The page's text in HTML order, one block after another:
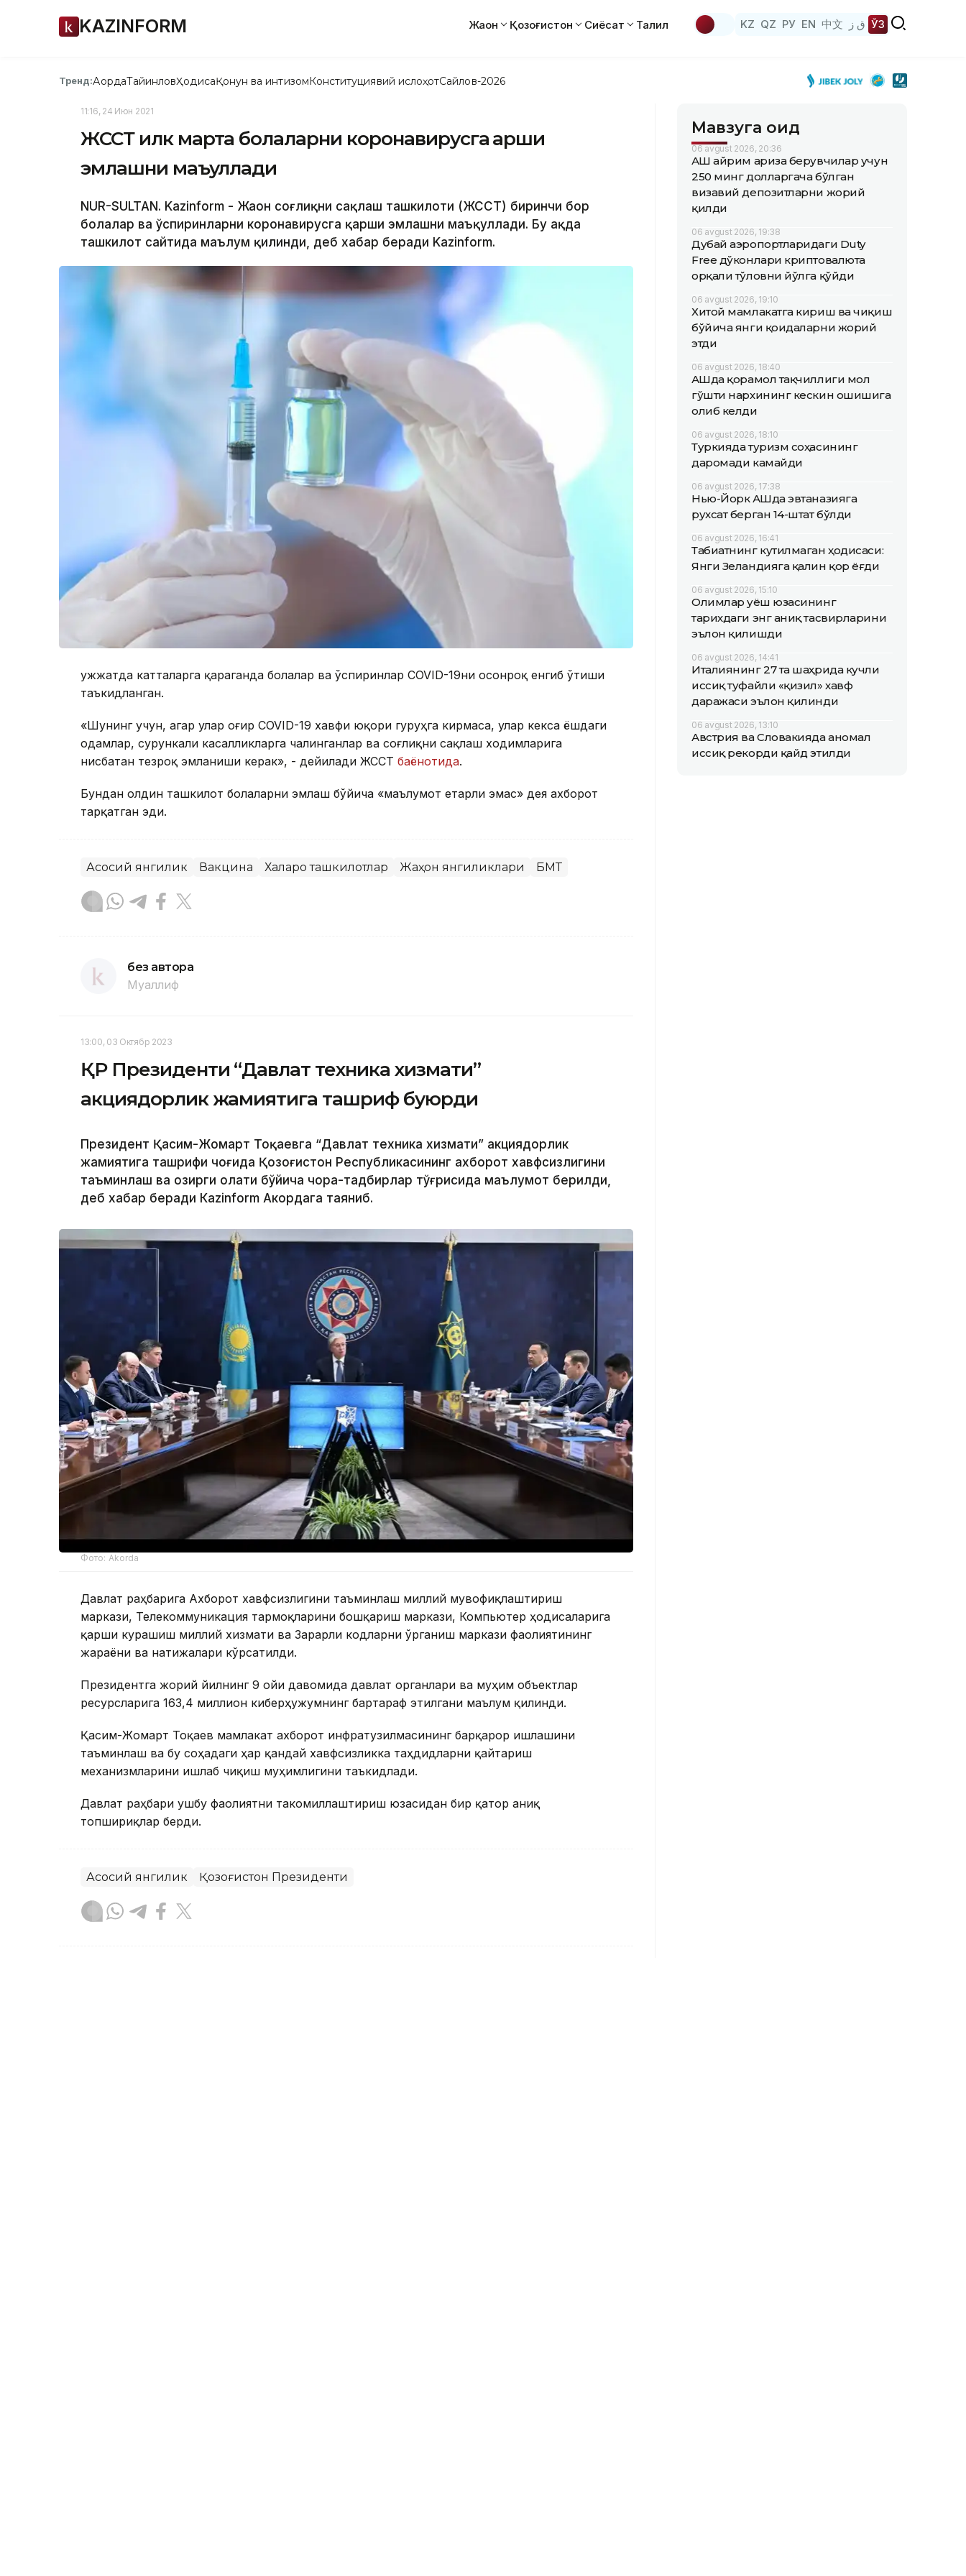
KAZINFORM Жаҳон Қозоғистон Сиёсат Таҳлил KZ QZ РУ EN 中文 ق ز ЎЗ
Тренд:АқордаТайинловҲодисаҚонун ва интизомКонституциявий ислоҳотСайлов-2026
11:16, 24 Июн 2021
ЖССТ илк марта болаларни коронавирусга қарши
эмлашни маъқуллади
NUR-SULTAN. Kazinform - Жаҳон соғлиқни сақлаш ташкилоти (ЖССТ) биринчи бор
болалар ва ўспиринларни коронавирусга қарши эмлашни маъқуллади. Бу ҳақда
ташкилот сайтида маълум қилинди, деб хабар беради Kazinform.
Ҳужжатда катталарга қараганда болалар ва ўспиринлар COVID-19ни осонроқ енгиб ўтиши
таъкидланган.
«Шунинг учун, агар улар оғир COVID-19 хавфи юқори гуруҳга кирмаса, улар кекса ёшдаги
одамлар, сурункали касалликларга чалинганлар ва соғлиқни сақлаш ходимларига
нисбатан тезроқ эмланиши керак», - дейилади ЖССТ баёнотида.
Бундан олдин ташкилот болаларни эмлаш бўйича «маълумот етарли эмас» дея ахборот
тарқатган эди.
Асосий янгилик Вакцина Халқаро ташкилотлар Жаҳон янгиликлари БМТ
без автора
Муаллиф
13:00, 03 Октябр 2023
ҚР Президенти “Давлат техника хизмати”
акциядорлик жамиятига ташриф буюрди
Президент Қасим-Жомарт Тоқаевга “Давлат техника хизмати” акциядорлик
жамиятига ташрифи чоғида Қозоғистон Республикасининг ахборот хавфсизлигини
таъминлаш ва ҳозирги ҳолати бўйича чора-тадбирлар тўғрисида маълумот берилди,
деб хабар беради Каzinform Акордага таяниб.
Фото: Akorda
Давлат раҳбарига Ахборот хавфсизлигини таъминлаш миллий мувофиқлаштириш
маркази, Телекоммуникация тармоқларини бошқариш маркази, Компьютер ҳодисаларига
қарши курашиш миллий хизмати ва Зарарли кодларни ўрганиш маркази фаолиятининг
жараёни ва натижалари кўрсатилди.
Президентга жорий йилнинг 9 ойи давомида давлат органлари ва муҳим объектлар
ресурсларига 163,4 миллион киберҳужумнинг бартараф этилгани маълум қилинди.
Қасим-Жомарт Тоқаев мамлакат ахборот инфратузилмасининг барқарор ишлашини
таъминлаш ва бу соҳадаги ҳар қандай хавфсизликка таҳдидларни қайтариш
механизмларини ишлаб чиқиш муҳимлигини таъкидлади.
Давлат раҳбари ушбу фаолиятни такомиллаштириш юзасидан бир қатор аниқ
топшириқлар берди.
Асосий янгилик Қозоғистон Президенти
Мавзуга оид
06 avgust 2026, 20:36
АҚШ айрим ариза берувчилар учун
250 минг долларгача бўлган
визавий депозитларни жорий
қилди
06 avgust 2026, 19:38
Дубай аэропортларидаги Duty
Free дўконлари криптовалюта
орқали тўловни йўлга қўйди
06 avgust 2026, 19:10
Хитой мамлакатга кириш ва чиқиш
бўйича янги қоидаларни жорий
этди
06 avgust 2026, 18:40
АҚШда қорамол тақчиллиги мол
гўшти нархининг кескин ошишига
олиб келди
06 avgust 2026, 18:10
Туркияда туризм соҳасининг
даромади камайди
06 avgust 2026, 17:38
Нью-Йорк АҚШда эвтаназияга
рухсат берган 14-штат бўлди
06 avgust 2026, 16:41
Табиатнинг кутилмаган ҳодисаси:
Янги Зеландияга қалин қор ёғди
06 avgust 2026, 15:10
Олимлар Қуёш юзасининг
тарихдаги энг аниқ тасвирларини
эълон қилишди
06 avgust 2026, 14:41
Италиянинг 27 та шаҳрида кучли
иссиқ туфайли «қизил» хавф
даражаси эълон қилинди
06 avgust 2026, 13:10
Австрия ва Словакияда аномал
иссиқ рекорди қайд этилди